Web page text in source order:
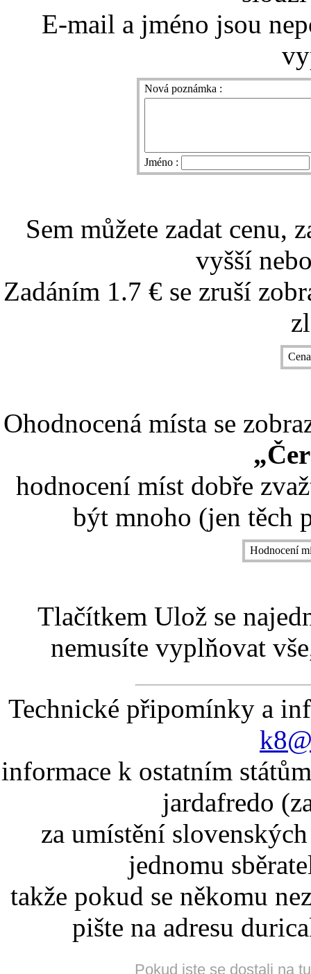
E-mail a jméno jsou
Nová poznámka :
Jméno :
Sem můžete zadat cenu,
vyšší
Zadáním 1.7 € se zruší
Ohodnocená místa se
hodnocení míst dobře
být mnoho (jen těch
Hodnocení
Tlačítkem Ulož se
nemusíte vyplňovat
Technické připomínky a
informace k ostatním
jardafredo
za umístění
jednomu
takže pokud se někomu
pište na adresu
Pokud jste se dostali na